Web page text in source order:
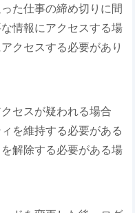
た仕事の締め切りに間
情報にアクセスする場
クセスする必要があり
セスが疑われる場合
を維持する必要がある
解除する必要がある場